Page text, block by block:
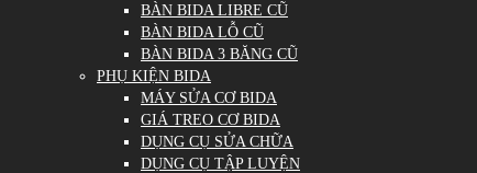
BÀN BIDA LIBRE CŨ
BÀN BIDA LỖ CŨ
BÀN BIDA 3 BĂNG CŨ
PHỤ KIỆN BIDA
MÁY SỬA CƠ BIDA
GIÁ TREO CƠ BIDA
DỤNG CỤ SỬA CHỮA
DỤNG CỤ TẬP LUYỆN